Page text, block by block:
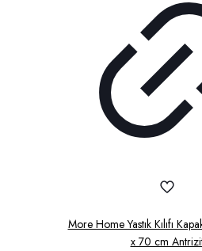
More Home Yastık Kılıfı
x 70 cm